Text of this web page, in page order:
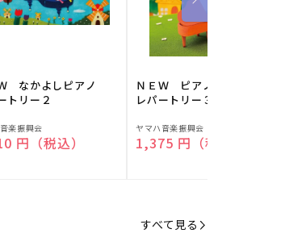
なかよしピアノ
トリー２
楽振興会
格
円（税込）
ＮＥＷ ピアノスタディ
レパートリー３
販
売
ヤマハ音楽振興会
通常価格
1,375 円（税込）
すべて見る